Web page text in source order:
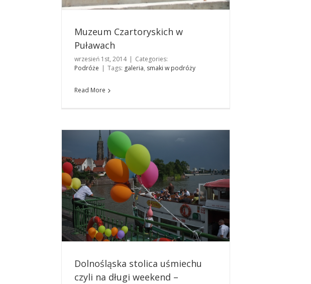
Muzeum Czartoryskich w
Puławach
wrzesień 1st, 2014 | Categories:
Podróże | Tags: galeria, smaki w podróży
Read More
Dolnośląska stolica uśmiechu czyli na długi
Dolnośląska stolica uśmiechu
czyli na długi weekend –